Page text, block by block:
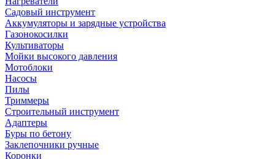
Садовый инструмент
Аккумуляторы и зарядные устройства
Газонокосилки
Культиваторы
Мойки высокого давления
Мотоблоки
Насосы
Пилы
Триммеры
Строительный инструмент
Адаптеры
Буры по бетону
Заклепочники ручные
Коронки